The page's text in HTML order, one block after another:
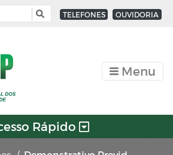
TELEFONES OUVIDORIA
Menu
Rápido